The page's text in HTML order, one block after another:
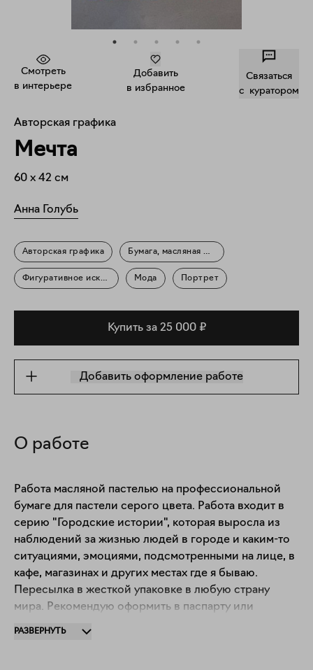
Смотреть
в интерьере
Добавить
в избранное
Связаться
c куратором
Авторская графика
Мечта
60 x 42 см
Анна Голубь
Авторская графика Бумага, масляная пастель
Фигуративное искусство Мода Портрет
Купить за 25 000 ₽
Добавить оформление работе
О работе
Работа масляной пастелью на профессиональной
бумаге для пастели серого цвета. Работа входит в
серию "Городские истории", которая выросла из
наблюдений за жизнью людей в городе и каким-то
ситуациями, эмоциями, подсмотренными на лице, в
кафе, магазинах и других местах где я бываю.
Пересылка в жесткой упаковке в любую страну
мира. Рекомендую оформить в паспарту или
РАЗВЕРНУТЬ